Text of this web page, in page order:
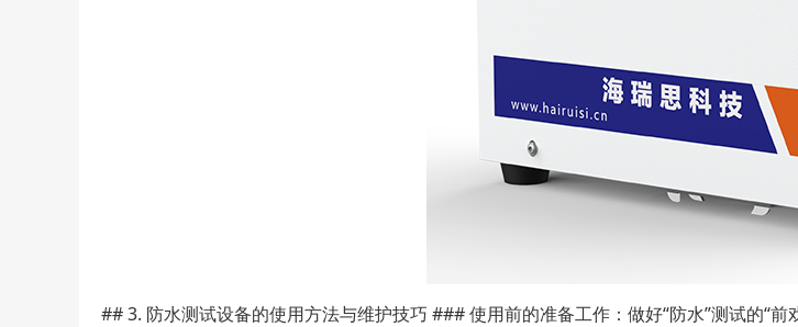
## 3. 防水测试设备的使用方法与维护技巧 ### 使用前的准备工作：做好“防水”测试的“